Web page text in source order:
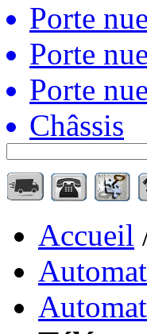
Porte nue
Porte
Porte
Châssis
Accueil